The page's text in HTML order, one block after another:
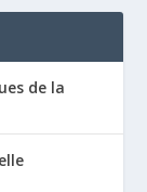
de la